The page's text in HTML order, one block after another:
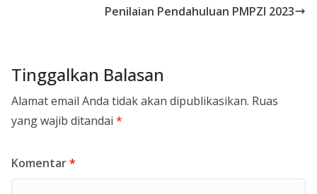
Penilaian Pendahuluan PMPZI 2023
Tinggalkan Balasan
Alamat email Anda tidak akan dipublikasikan. Ruas
yang wajib ditandai *
Komentar*